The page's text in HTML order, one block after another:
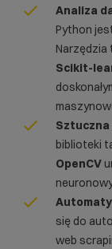
Analiza
Python
Narzędzia
Scikit-
biblioteki
OpenCV
się do
web